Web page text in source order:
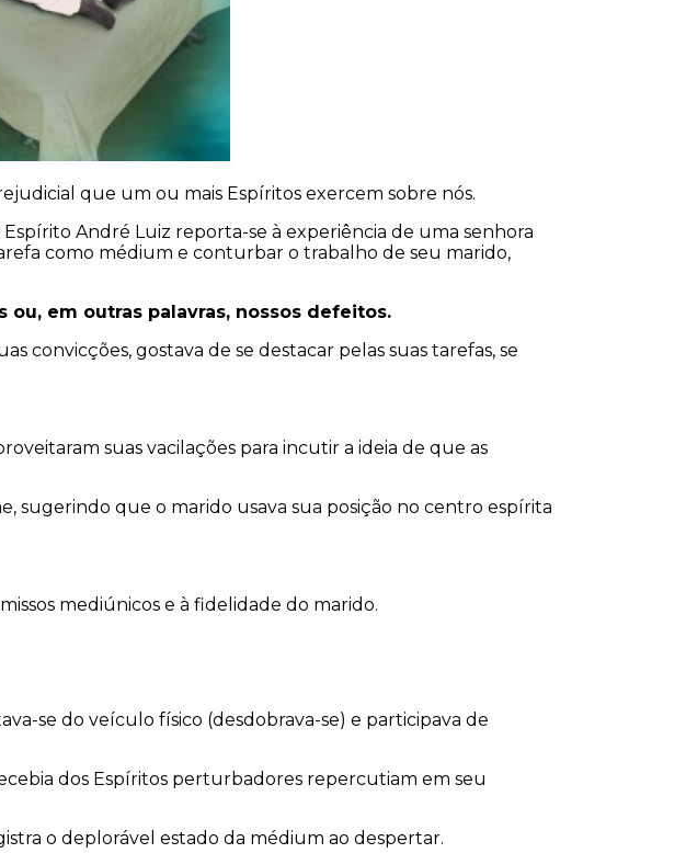
que um ou mais Espíritos exercem sobre nós.
André Luiz reporta-se à experiência de uma senhora
como médium e conturbar o trabalho de seu marido,
ou, em outras palavras, nossos defeitos.
convicções, gostava de se destacar pelas suas tarefas, se
suas vacilações para incutir a ideia de que as
sugerindo que o marido usava sua posição no centro espírita
mediúnicos e à fidelidade do marido.
se do veículo físico (desdobrava-se) e participava de
dos Espíritos perturbadores repercutiam em seu
o deplorável estado da médium ao despertar.